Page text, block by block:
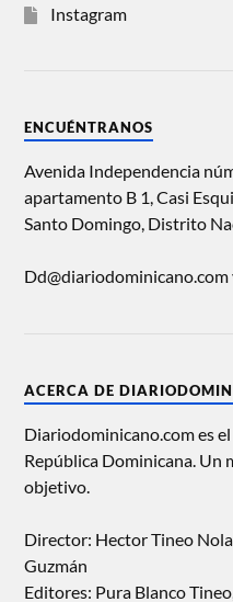
Instagram
ENCUÉNTRANOS
Avenida Independencia
apartamento B 1, Casi
Santo Domingo, Distrito
ACERCA DE
Diariodominicano.com es
República Dominicana. Un
objetivo.
Director: Hector Tineo
Guzmán
Editores: Pura Blanco